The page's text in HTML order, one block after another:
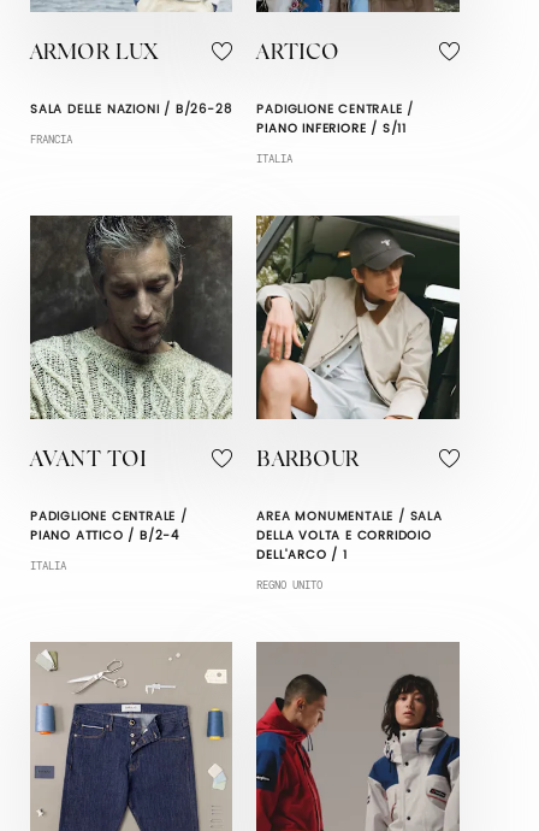
ARMOR LUX
SALA DELLE NAZIONI / B/26-28
FRANCIA
ARTICO
PADIGLIONE CENTRALE /
PIANO INFERIORE / S/11
ITALIA
AVANT TOI
PADIGLIONE CENTRALE /
PIANO ATTICO / B/2-4
ITALIA
BARBOUR
AREA MONUMENTALE / SALA
DELLA VOLTA E CORRIDOIO
DELL'ARCO / 1
REGNO UNITO